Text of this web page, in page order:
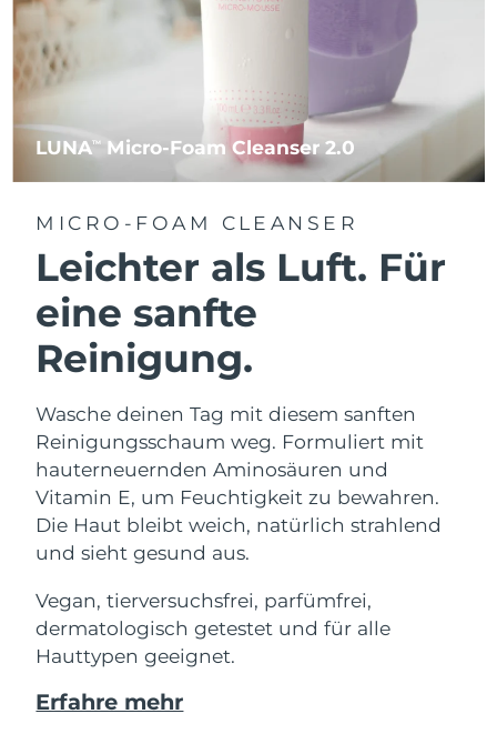
LUNATM Micro-Foam Cleanser 2.0
MICRO-FOAM CLEANSER
Leichter als Luft. Für
eine sanfte
Reinigung.
Wasche deinen Tag mit diesem sanften
Reinigungsschaum weg. Formuliert mit
hauterneuernden Aminosäuren und
Vitamin E, um Feuchtigkeit zu bewahren.
Die Haut bleibt weich, natürlich strahlend
und sieht gesund aus.
Vegan, tierversuchsfrei, parfümfrei,
dermatologisch getestet und für alle
Hauttypen geeignet.
Erfahre mehr